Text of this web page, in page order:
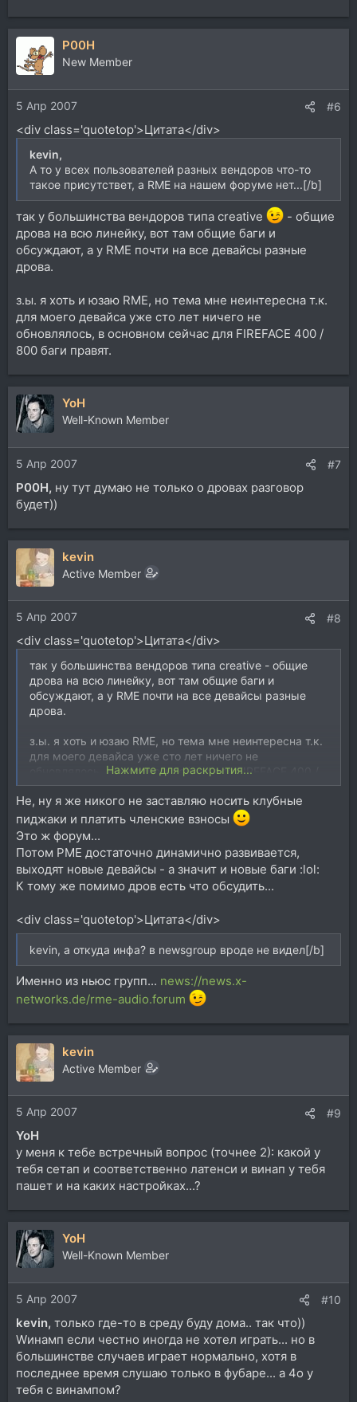
P00H
New Member
5 Апр 2007 #6
<div class='quotetop'>Цитата</div>
kevin,
А то у всех пользователей разных вендоров что-то
такое присутствет, а RME на нашем форуме нет...[/b]
так у большинства вендоров типа creative
- общие
дрова на всю линейку, вот там общие баги и
обсуждают, а у RME почти на все девайсы разные
дрова.
з.ы. я хоть и юзаю RME, но тема мне неинтересна т.к.
для моего девайса уже сто лет ничего не
обновлялось, в основном сейчас для FIREFACE 400 /
800 баги правят.
YoH
Well-Known Member
5 Апр 2007 #7
P00H, ну тут думаю не только о дровах разговор
будет))
kevin
Active Member
5 Апр 2007 #8
<div class='quotetop'>Цитата</div>
так у большинства вендоров типа creative - общие
дрова на всю линейку, вот там общие баги и
обсуждают, а у RME почти на все девайсы разные
дрова.
з.ы. я хоть и юзаю RME, но тема мне неинтересна т.к.
для моего девайса уже сто лет ничего не
обновлялось, в основном сейчас для FIREFACE 400 /
800 баги правят. [/b]
Нажмите для раскрытия...
Не, ну я же никого не заставляю носить клубные
пиджаки и платить членские взносы
Это ж форум...
Потом РМЕ достаточно динамично развивается,
выходят новые девайсы - а значит и новые баги :lol:
К тому же помимо дров есть что обсудить...
<div class='quotetop'>Цитата</div>
kevin, а откуда инфа? в newsgroup вроде не видел[/b]
Именно из ньюс групп... news://news.x-
networks.de/rme-audio.forum
kevin
Active Member
5 Апр 2007 #9
YoH
у меня к тебе встречный вопрос (точнее 2): какой у
тебя сетап и соответственно латенси и винап у тебя
пашет и на каких настройках...?
YoH
Well-Known Member
5 Апр 2007 #10
kevin, только где-то в среду буду дома.. так что))
Wинамп если честно иногда не хотел играть... но в
большинстве случаев играет нормально, хотя в
последнее время слушаю только в фубаре... а 4о у
тебя с винампом?